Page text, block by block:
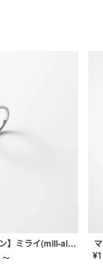
【限定デザイン】ミライ(mill-ai)リング
〜 ¥